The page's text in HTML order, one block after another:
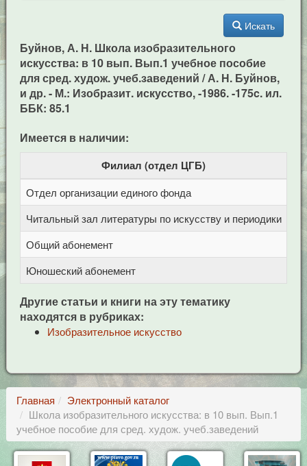
Искать
Буйнов, А. Н. Школа изобразительного
искусства: в 10 вып. Вып.1 учебное пособие
для сред. худож. учеб.заведений / А. Н. Буйнов,
и др. - М.: Изобразит. искусство, -1986. -175c. ил.
ББК: 85.1
Имеется в наличии:
Филиал (отдел ЦГБ)
Отдел организации единого фонда
Читальный зал литературы по искусству и периодики
Общий абонемент
Юношеский абонемент
Другие статьи и книги на эту тематику
находятся в рубриках:
Изобразительное искусство
Главная
Электронный каталог
Школа изобразительного искусства: в 10 вып. Вып.1
учебное пособие для сред. худож. учеб.заведений